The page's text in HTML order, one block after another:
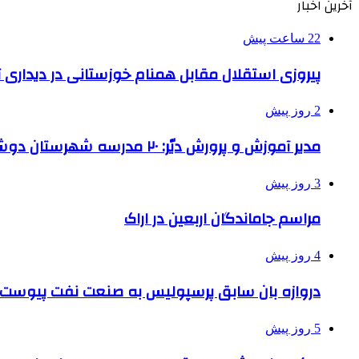
آخرین اخبار
22 ساعت پیش
پیروزی استقلال مقابل همنام خوزستانی در دیداری
2 روز پیش
مدیر آموزش و پرورش دیّر: ۲۰ مدرسه شهرستان دوشیفته است
3 روز پیش
مراسم جاماندگان اربعین در اراک
4 روز پیش
دروازه بان سابق پرسپولیس به صنعت نفت پیوست
5 روز پیش